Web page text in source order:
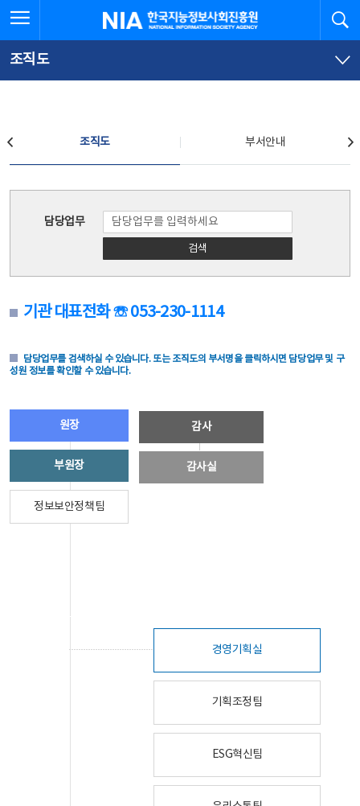
문
로
가
체
뉴
바
가
한국지능정보사회진흥원
조직도
조직도 부서안내
담당업무
검색
기관 대표전화 ☏ 053-230-1114
담당업무를 검색하실 수 있습니다. 또는 조직도의 부서명을 클릭하시면 담당업무 및 구
성원 정보를 확인할 수 있습니다.
원장
부원장
정보보안정책팀
감사
감사실
경영기획실
기획조정팀
ESG혁신팀